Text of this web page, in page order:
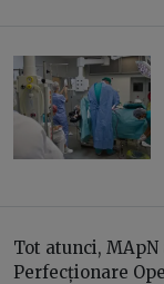
Tot atunci,
Perfecționare